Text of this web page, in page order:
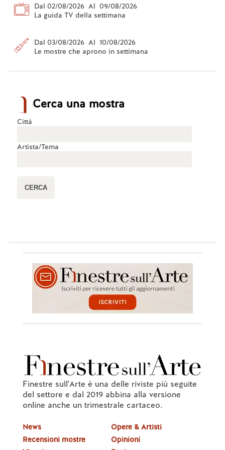
Dal 02/08/2026 Al 09/08/2026
La guida TV della settimana
Dal 03/08/2026 Al 10/08/2026
Le mostre che aprono in settimana
Cerca una mostra
Città
Artista/Tema
Finestre sull'Arte è una delle riviste più seguite
del settore e dal 2019 abbina alla versione
online anche un trimestrale cartaceo.
News
Recensioni mostre
Opere & Artisti
Opinioni